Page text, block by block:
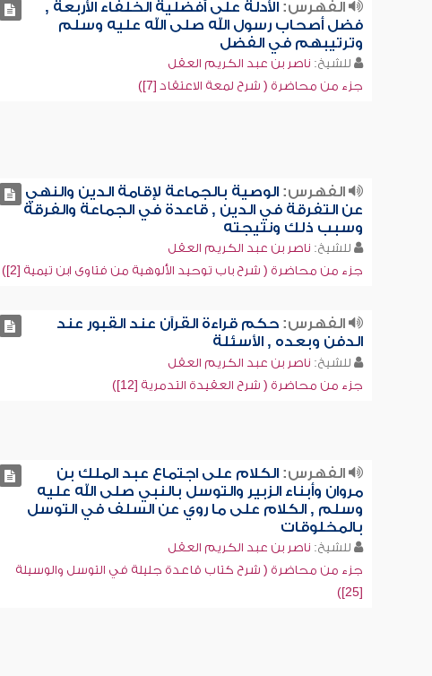
الفهرس:الأدلة على أفضلية الخلفاء الأربعة ,
فضل أصحاب رسول الله صلى الله عليه وسلم
وترتيبهم في الفضل
للشيخ: ناصر بن عبد الكريم العقل
جزء من محاضرة ( شرح لمعة الاعتقاد [7])
الفهرس:الوصية بالجماعة لإقامة الدين والنهي
عن التفرقة في الدين , قاعدة في الجماعة والفرقة
وسبب ذلك ونتيجته
للشيخ: ناصر بن عبد الكريم العقل
جزء من محاضرة ( شرح باب توحيد الألوهية من فتاوى ابن تيمية [2])
الفهرس:حكم قراءة القرآن عند القبور عند
الدفن وبعده , الأسئلة
للشيخ: ناصر بن عبد الكريم العقل
جزء من محاضرة ( شرح العقيدة التدمرية [12])
الفهرس:الكلام على اجتماع عبد الملك بن
مروان وأبناء الزبير والتوسل بالنبي صلى الله عليه
وسلم , الكلام على ما روي عن السلف في التوسل
بالمخلوقات
للشيخ: ناصر بن عبد الكريم العقل
جزء من محاضرة ( شرح كتاب قاعدة جليلة في التوسل والوسيلة
[25])